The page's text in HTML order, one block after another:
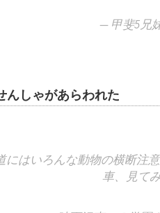
— 甲斐5兄
んしゃがあらわれた
にはいろんな動物の横断注
車、見て